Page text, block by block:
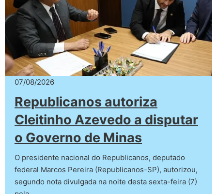
07/08/2026
Republicanos autoriza
Cleitinho Azevedo a disputar
o Governo de Minas
O presidente nacional do Republicanos, deputado
federal Marcos Pereira (Republicanos-SP), autorizou,
segundo nota divulgada na noite desta sexta-feira (7)